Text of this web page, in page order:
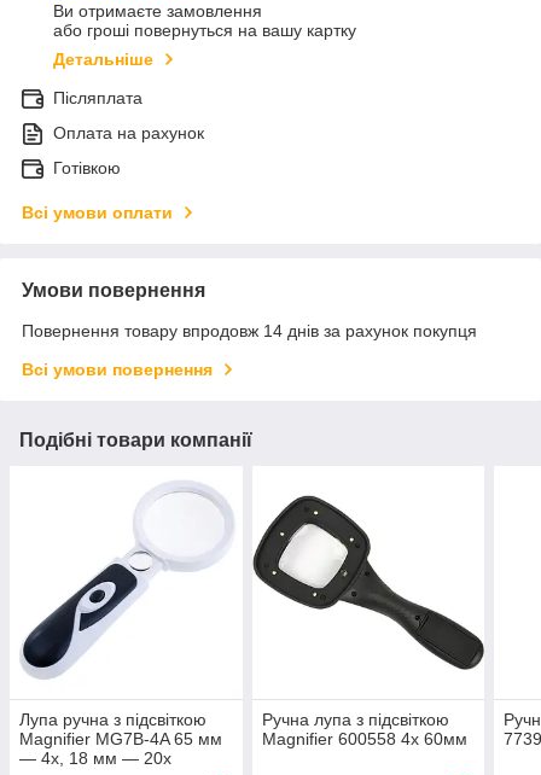
Ви отримаєте замовлення
або гроші повернуться на вашу картку
Детальніше
Післяплата
Оплата на рахунок
Готівкою
Всі умови оплати
Умови повернення
Повернення товару впродовж 14 днів за рахунок покупця
Всі умови повернення
Подібні товари компанії
Лупа ручна з підсвіткою
Magnifier MG7B-4A 65 мм
— 4х, 18 мм — 20х
Ручна лупа з підсвіткою
Magnifier 600558 4х 60мм